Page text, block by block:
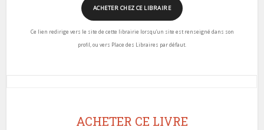
ACHETER CHEZ CE LIBRAIRE
Ce lien redirige vers le site de cette librairie lorsqu’un site est renseigné dans son
profil, ou vers Place des Libraires par défaut.
ACHETER CE LIVRE